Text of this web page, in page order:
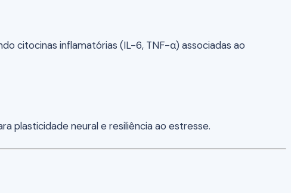
citocinas inflamatórias (IL-6, TNF-α) associadas ao
plasticidade neural e resiliência ao estresse.